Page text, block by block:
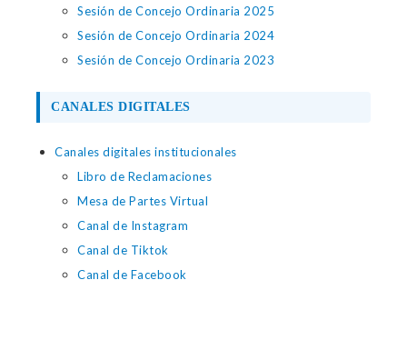
Sesión de Concejo Ordinaria 2025
Sesión de Concejo Ordinaria 2024
Sesión de Concejo Ordinaria 2023
CANALES DIGITALES
Canales digitales institucionales
Libro de Reclamaciones
Mesa de Partes Virtual
Canal de Instagram
Canal de Tiktok
Canal de Facebook